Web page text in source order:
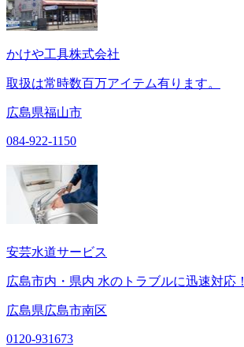
かけや工具株式会社
取扱は常時数百万アイテム有ります。
広島県福山市
084-922-1150
安芸水道サービス
広島市内・県内 水のトラブルに迅速対応！
広島県広島市南区
0120-931673